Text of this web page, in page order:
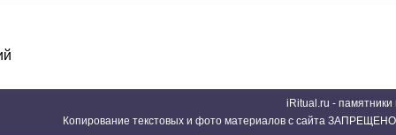
iRitual.ru -
Копирование текстовых и фото материалов с сайта